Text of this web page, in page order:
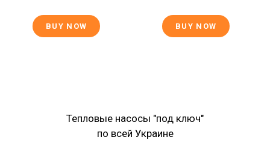
BUY NOW BUY NOW
Тепловые насосы "под ключ"
по всей Украине